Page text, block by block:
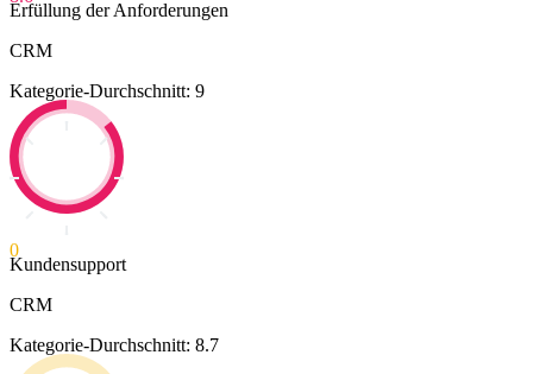
Erfüllung der Anforderungen
CRM
Kategorie-Durchschnitt: 9
0
Kundensupport
CRM
Kategorie-Durchschnitt: 8.7